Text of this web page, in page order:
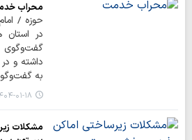
محراب
حوزه /
در
گفت‌وگوی
داشته و در
به
۱۴۰۴-۰۱-۱۸
مشکلات